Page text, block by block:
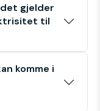
gjelder
til
komme i